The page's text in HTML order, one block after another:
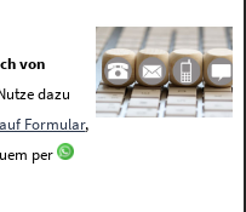
von
dazu
Formular,
per